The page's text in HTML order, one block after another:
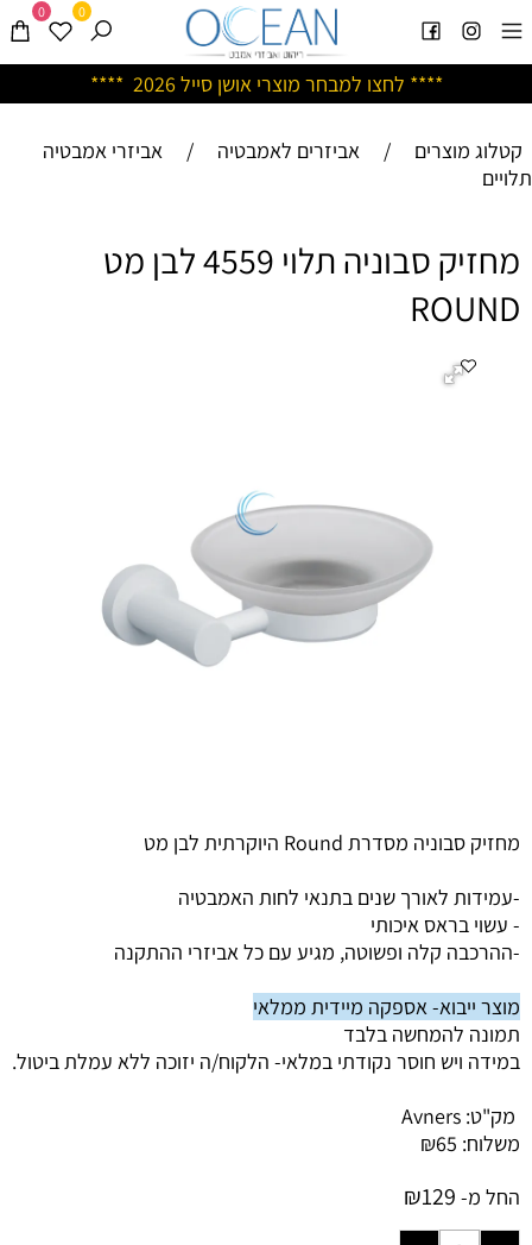
**** לחצו למבחר מוצרי אושן סייל 2026 ****
0 0
קטלוג מוצרים / אביזרים לאמבטיה /
אביזרי אמבטיה
תלויים
מחזיק סבוניה תלוי 4559 לבן מט
ROUND
מחזיק סבוניה מסדרת Round היוקרתית לבן מט
-עמידות לאורך שנים בתנאי לחות האמבטיה
- עשוי בראס איכותי
-ההרכבה קלה ופשוטה, מגיע עם כל אביזרי ההתקנה
מוצר ייבוא- אספקה מיידית ממלאי
תמונה להמחשה בלבד
במידה ויש חוסר נקודתי במלאי- הלקוח/ה יזוכה ללא עמלת ביטול.
מק"ט: Avners
משלוח:
₪65
החל מ-
₪129